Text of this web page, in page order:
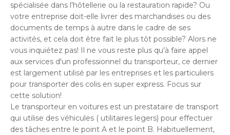
spécialisée dans l'hôtellerie ou la restauration rapide? Ou
votre entreprise doit-elle livrer des marchandises ou des
documents de temps à autre dans le cadre de ses
activités, et cela doit être fait le plus tôt possible? Alors ne
vous inquiétez pas! Il ne vous reste plus qu'à faire appel
aux services d'un professionnel du transporteur, ce dernier
est largement utilisé par les entreprises et les particuliers
pour transporter des colis en super express. Focus sur
cette solution!
Le transporteur en voitures est un prestataire de transport
qui utilise des véhicules ( utilitaires legers) pour effectuer
des tâches entre le point A et le point B. Habituellement,